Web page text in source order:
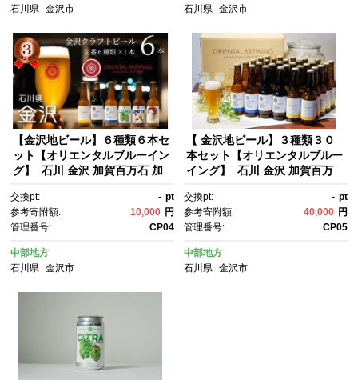
石川県
金沢市
石川県 金沢市
【金沢地ビール】６種類６本セ
ット【オリエンタルブルーイン
グ】 石川 金沢 加賀百万石 加
援
交換pt: - pt
参考寄附額:
10,000 円
管理番号:
CP04
中部地方
石川県
金沢市
【 金沢地ビール】３種類３０
本セット【オリエンタルブルー
イング】 石川 金沢 加賀百万
興 北陸支援
交換pt: - pt
参考寄附額:
40,000 円
管理番号:
CP05
中部地方
石川県 金沢市